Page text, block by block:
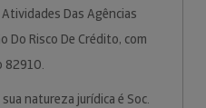
Das Agências
Do Risco De Crédito, com
82910.
natureza jurídica é Soc.